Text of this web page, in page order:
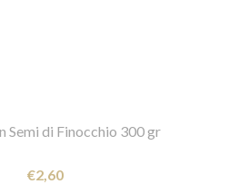
Semi di Finocchio 300 gr
€2,60